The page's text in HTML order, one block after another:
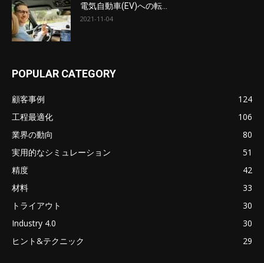
電気自動車(EV)への転...
2021-11-04
POPULAR CATEGORY
顧客事例
124
工程最適化
106
業界の動向
80
実用的なシミュレーション
51
精度
42
材料
33
トライアウト
30
Industry 4.0
30
ヒント&テクニック
29